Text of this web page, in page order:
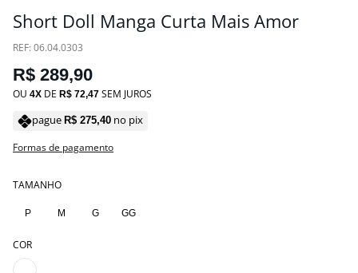
Short Doll Manga Curta Mais Amor
: 06.04.0303
R$ 289,90
OU 4 DE R$ 72,47 SEM JUROS
pague R$ 275,40 no pix
Formas de pagamento
TAMANHO
P M G GG
COR